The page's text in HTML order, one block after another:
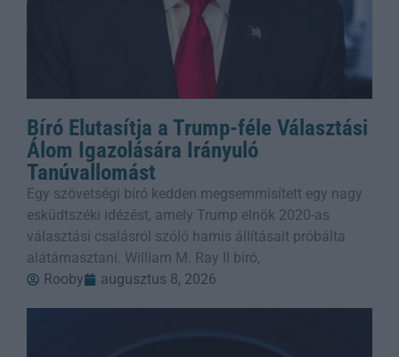
Bíró Elutasítja a Trump-féle Választási
Álom Igazolására Irányuló
Tanúvallomást
Egy szövetségi bíró kedden megsemmisített egy nagy
esküdtszéki idézést, amely Trump elnök 2020-as
választási csalásról szóló hamis állításait próbálta
alátámasztani. William M. Ray II bíró,
Rooby
augusztus 8, 2026